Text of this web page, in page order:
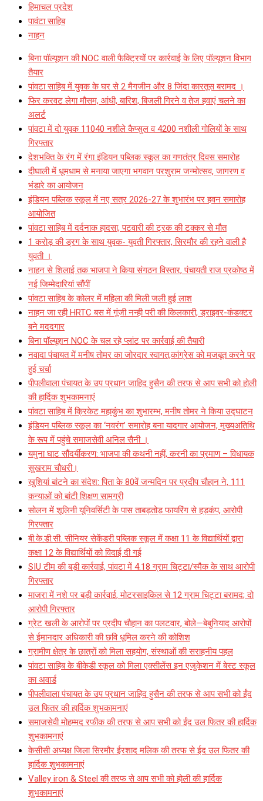
हिमाचल प्रदेश
पावंटा साहिब
नाहन
बिना पॉल्यूशन की NOC वाली फैक्ट्रियों पर कार्रवाई के लिए पॉल्यूशन विभाग
तैयार
पांवटा साहिब में युवक के घर से 2 मैगजीन और 8 जिंदा कारतूस बरामद ।
फिर करवट लेगा मौसम, आंधी, बारिश, बिजली गिरने व तेज हवाएं चलने का
अलर्ट
पांवटा में दो युवक 11040 नशीले कैप्सुल व 4200 नशीली गोलियों के साथ
गिरफ्तार
देशभक्ति के रंग में रंगा इंडियन पब्लिक स्कूल का गणतंत्र दिवस समारोह
दीघाली में धूमधाम से मनाया जाएगा भगवान परशुराम जन्मोत्सव, जागरण व
भंडारे का आयोजन
इंडियन पब्लिक स्कूल में नए सत्र 2026-27 के शुभारंभ पर हवन समारोह
आयोजित
पांवटा साहिब में दर्दनाक हादसा, पटवारी की ट्रक की टक्कर से मौत
1 करोड़ की ड्रग के साथ युवक- युवती गिरफ्तार, सिरमौर की रहने वाली है
युवती ।
नाहन से शिलाई तक भाजपा ने किया संगठन विस्तार, पंचायती राज प्रकोष्ठ में
नई जिम्मेदारियां सौंपीं
पांवटा साहिब के कोलर में महिला की मिली जली हुई लाश
नाहन जा रही HRTC बस में गूंजी नन्ही परी की किलकारी, ड्राइवर-कंडक्टर
बने मददगार
बिना पॉल्यूशन NOC के चल रहे प्लांट पर कार्रवाई की तैयारी
नवादा पंचायत में मनीष तोमर का जोरदार स्वागत,कांग्रेस को मजबूत करने पर
हुई चर्चा
पीपलीवाला पंचायत के उप प्रधान जाहिद हुसैन की तरफ से आप सभी को होली
की हार्दिक शुभकामनाएं
पांवटा साहिब में क्रिकेट महाकुंभ का शुभारम्भ, मनीष तोमर ने किया उद्घाटन
इंडियन पब्लिक स्कूल का ‘नवरंग’ समारोह बना यादगार आयोजन, मुख्यअतिथि
के रूप में पहुंचे समाजसेवी अनिल सैनी ।
यमुना घाट सौंदर्यीकरण: भाजपा की कथनी नहीं, करनी का प्रमाण – विधायक
सुखराम चौधरी।
खुशियां बांटने का संदेश: पिता के 80वें जन्मदिन पर प्रदीप चौहान ने, 111
कन्याओं को बांटी शिक्षण सामग्री
सोलन में शूलिनी यूनिवर्सिटी के पास ताबड़तोड़ फायरिंग से हड़कंप, आरोपी
गिरफ्तार
बी.के.डी.सी. सीनियर सेकेंडरी पब्लिक स्कूल में कक्षा 11 के विद्यार्थियों द्वारा
कक्षा 12 के विद्यार्थियों को विदाई दी गई
SIU टीम की बड़ी कार्रवाई, पांवटा में 4.18 ग्राम चिट्टा/स्मैक के साथ आरोपी
गिरफ्तार
माजरा में नशे पर बड़ी कार्रवाई, मोटरसाइकिल से 12 ग्राम चिट्टा बरामद; दो
आरोपी गिरफ्तार
ग्रेट खली के आरोपों पर प्रदीप चौहान का पलटवार, बोले—बेबुनियाद आरोपों
से ईमानदार अधिकारी की छवि धूमिल करने की कोशिश
ग्रामीण क्षेत्र के छात्रों को मिला सहयोग, संस्थाओं की सराहनीय पहल
पांवटा साहिब के बीकेडी स्कूल को मिला एक्सीलेंस इन एजुकेशन में बेस्ट स्कूल
का अवार्ड
पीपलीवाला पंचायत के उप प्रधान जाहिद हुसैन की तरफ से आप सभी को ईंद
उल फितर की हार्दिक शुभकामनाएं
समाजसेवी मोहम्मद रफीक की तरफ से आप सभी को ईंद उल फितर की हार्दिक
शुभकामनाएं
केसीसी अध्यक्ष जिला सिरमौर ईरशाद मलिक की तरफ से ईद उल फितर की
हार्दिक शुभकामनाएं
Valley iron & Steel की तरफ से आप सभी को होली की हार्दिक
शुभकामनाएं